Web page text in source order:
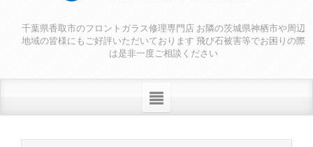
千葉県香取市のフロントガラス修理専門店 お隣の茨城県神栖市や周辺
地域の皆様にもご好評いただいております 飛び石被害等でお困りの際
は是非一度ご相談ください